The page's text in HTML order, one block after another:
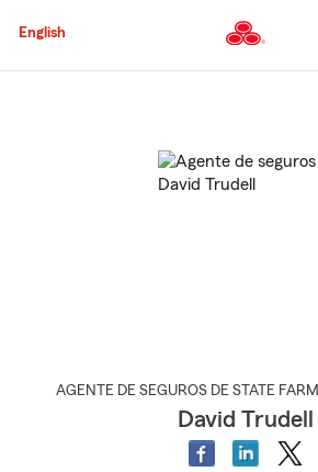
al
principal
English
AGENTE DE SEGUROS DE STATE FARM
David Trudell